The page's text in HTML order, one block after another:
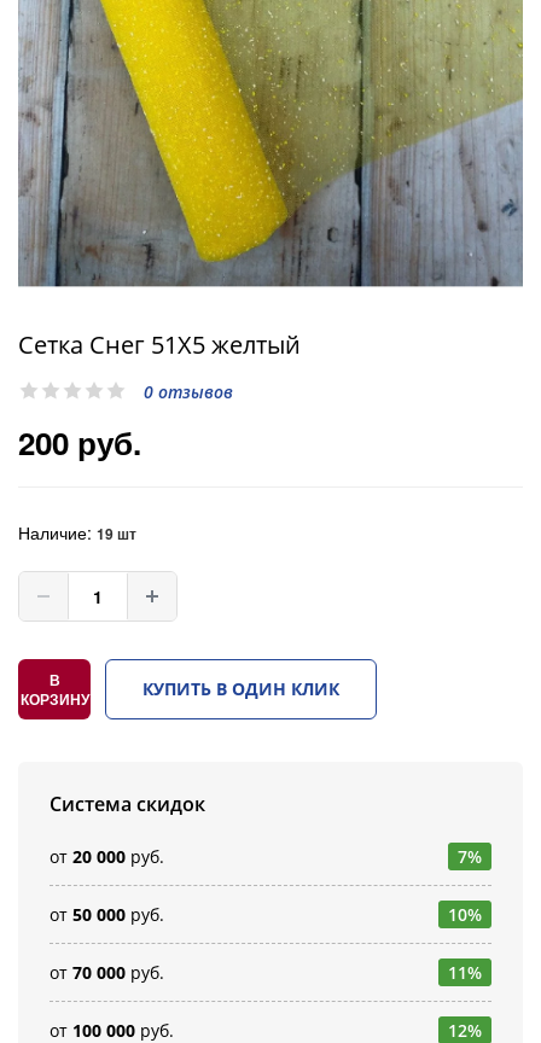
Сетка Снег 51X5 желтый
0 отзывов
200 руб.
Наличие: 19 шт
В
КОРЗИНУ
КУПИТЬ В ОДИН КЛИК
Система скидок
от 20 000 руб. 7%
от 50 000 руб. 10%
от 70 000 руб. 11%
от 100 000 руб. 12%